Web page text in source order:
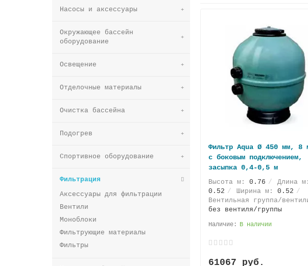
Насосы и аксессуары
Окружающее бассейн
оборудование
Освещение
Отделочные материалы
Очистка бассейна
Подогрев
Спортивное оборудование
Фильтрация
Аксессуары для фильтрации
Вентили
Моноблоки
Фильтрующие материалы
Фильтры
Фильтр Aqua Ø 450 мм, 8
с боковым подключением,
засыпка 0,4-0,5 м
Высота м: 0.76
Длина м:
0.52
Ширина м: 0.52
Вентильная группа/
без вентиля/группы
В наличии
61067 руб.